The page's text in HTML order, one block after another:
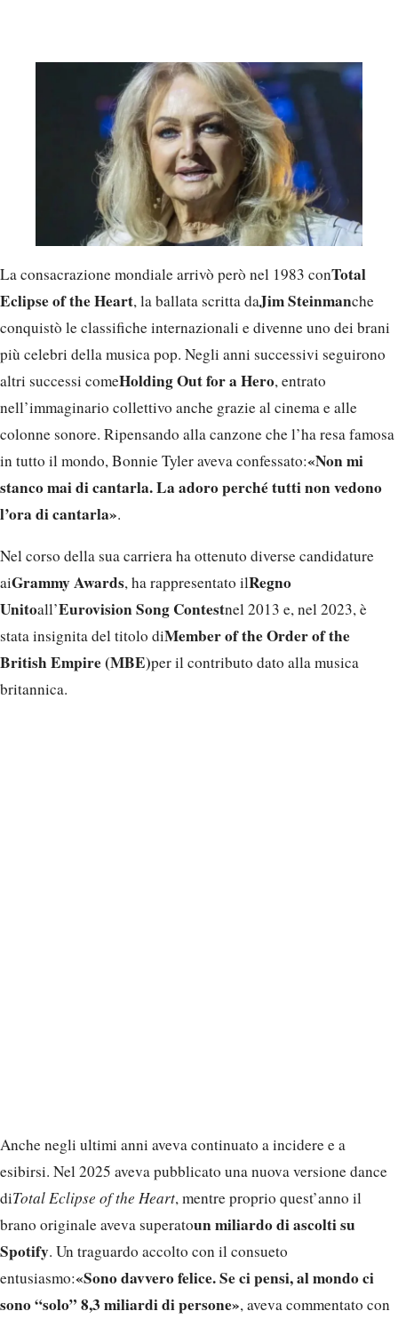
La consacrazione mondiale arrivò però nel 1983 conTotal
Eclipse of the Heart, la ballata scritta daJim Steinmanche
conquistò le classifiche internazionali e divenne uno dei brani
più celebri della musica pop. Negli anni successivi seguirono
altri successi comeHolding Out for a Hero, entrato
nell’immaginario collettivo anche grazie al cinema e alle
colonne sonore. Ripensando alla canzone che l’ha resa famosa
in tutto il mondo, Bonnie Tyler aveva confessato:«Non mi
stanco mai di cantarla. La adoro perché tutti non vedono
l’ora di cantarla».
Nel corso della sua carriera ha ottenuto diverse candidature
aiGrammy Awards, ha rappresentato ilRegno
Unitoall’Eurovision Song Contestnel 2013 e, nel 2023, è
stata insignita del titolo diMember of the Order of the
British Empire (MBE)per il contributo dato alla musica
britannica.
Anche negli ultimi anni aveva continuato a incidere e a
esibirsi. Nel 2025 aveva pubblicato una nuova versione dance
diTotal Eclipse of the Heart, mentre proprio quest’anno il
brano originale aveva superatoun miliardo di ascolti su
Spotify. Un traguardo accolto con il consueto
entusiasmo:«Sono davvero felice. Se ci pensi, al mondo ci
sono “solo” 8,3 miliardi di persone», aveva commentato con